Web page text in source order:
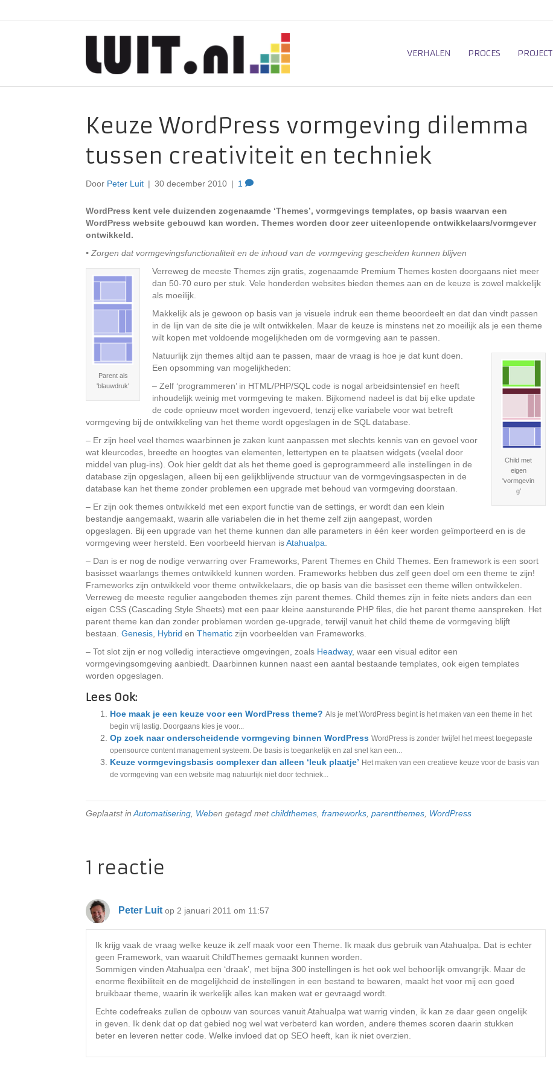
VERHALEN PROCES PROJECT
Keuze WordPress vormgeving dilemma
tussen creativiteit en techniek
Door Peter Luit | 30 december 2010 | 1
WordPress kent vele duizenden zogenaamde ‘Themes’, vormgevings templates, op basis waarvan een
WordPress website gebouwd kan worden. Themes worden door zeer uiteenlopende ontwikkelaars/vormgever
ontwikkeld.
• Zorgen dat vormgevingsfunctionaliteit en de inhoud van de vormgeving gescheiden kunnen blijven
Parent als
'blauwdruk'
Verreweg de meeste Themes zijn gratis, zogenaamde Premium Themes kosten doorgaans niet meer
dan 50-70 euro per stuk. Vele honderden websites bieden themes aan en de keuze is zowel makkelijk
als moeilijk.
Makkelijk als je gewoon op basis van je visuele indruk een theme beoordeelt en dat dan vindt passen
in de lijn van de site die je wilt ontwikkelen. Maar de keuze is minstens net zo moeilijk als je een theme
wilt kopen met voldoende mogelijkheden om de vormgeving aan te passen.
Child met
eigen
'vormgevin
g'
Natuurlijk zijn themes altijd aan te passen, maar de vraag is hoe je dat kunt doen.
Een opsomming van mogelijkheden:
– Zelf ‘programmeren’ in HTML/PHP/SQL code is nogal arbeidsintensief en heeft
inhoudelijk weinig met vormgeving te maken. Bijkomend nadeel is dat bij elke update
de code opnieuw moet worden ingevoerd, tenzij elke variabele voor wat betreft
vormgeving bij de ontwikkeling van het theme wordt opgeslagen in de SQL database.
– Er zijn heel veel themes waarbinnen je zaken kunt aanpassen met slechts kennis van en gevoel voor
wat kleurcodes, breedte en hoogtes van elementen, lettertypen en te plaatsen widgets (veelal door
middel van plug-ins). Ook hier geldt dat als het theme goed is geprogrammeerd alle instellingen in de
database zijn opgeslagen, alleen bij een gelijkblijvende structuur van de vormgevingsaspecten in de
database kan het theme zonder problemen een upgrade met behoud van vormgeving doorstaan.
– Er zijn ook themes ontwikkeld met een export functie van de settings, er wordt dan een klein
bestandje aangemaakt, waarin alle variabelen die in het theme zelf zijn aangepast, worden
opgeslagen. Bij een upgrade van het theme kunnen dan alle parameters in één keer worden geïmporteerd en is de
vormgeving weer hersteld. Een voorbeeld hiervan isAtahualpa
– Dan is er nog de nodige verwarring over Frameworks, Parent Themes en Child Themes. Een framework is een soort
basisset waarlangs themes ontwikkeld kunnen worden. Frameworks hebben dus zelf geen doel om een theme te zijn!
Frameworks zijn ontwikkeld voor theme ontwikkelaars, die op basis van die basisset een theme willen ontwikkelen.
Verreweg de meeste regulier aangeboden themes zijn parent themes. Child themes zijn in feite niets anders dan een
eigen CSS (Cascading Style Sheets) met een paar kleine aansturende PHP files, die het parent theme aanspreken. Het
parent theme kan dan zonder problemen worden ge-upgrade, terwijl vanuit het child theme de vormgeving blijft
bestaan. Genesis Hybrid en Thematic zijn voorbeelden van Frameworks.
– Tot slot zijn er nog volledig interactieve omgevingen, zoals Headway, waar een visual editor een
vormgevingsomgeving aanbiedt. Daarbinnen kunnen naast een aantal bestaande templates, ook eigen templates
worden opgeslagen.
Lees Ook:
Hoe maak je een keuze voor een WordPress theme? Als je met WordPress begint is het maken van een theme in het
begin vrij lastig. Doorgaans kies je voor...
Op zoek naar onderscheidende vormgeving binnen WordPress WordPress is zonder twijfel het meest toegepaste
opensource content management systeem. De basis is toegankelijk en zal snel kan een...
Keuze vormgevingsbasis complexer dan alleen ‘leuk plaatje’ Het maken van een creatieve keuze voor de basis van
de vormgeving van een website mag natuurlijk niet door techniek...
Geplaatst in Automatisering Weben getagd metchildthemes frameworks parentthemes WordPress
1 reactie
Peter Luit op 2 januari 2011 om 11:57
Ik krijg vaak de vraag welke keuze ik zelf maak voor een Theme. Ik maak dus gebruik van Atahualpa. Dat is echter
geen Framework, van waaruit ChildThemes gemaakt kunnen worden.
Sommigen vinden Atahualpa een ‘draak’, met bijna 300 instellingen is het ook wel behoorlijk omvangrijk. Maar de
enorme flexibiliteit en de mogelijkheid de instellingen in een bestand te bewaren, maakt het voor mij een goed
bruikbaar theme, waarin ik werkelijk alles kan maken wat er gevraagd wordt.
Echte codefreaks zullen de opbouw van sources vanuit Atahualpa wat warrig vinden, ik kan ze daar geen ongelijk
in geven. Ik denk dat op dat gebied nog wel wat verbeterd kan worden, andere themes scoren daarin stukken
beter en leveren netter code. Welke invloed dat op SEO heeft, kan ik niet overzien.